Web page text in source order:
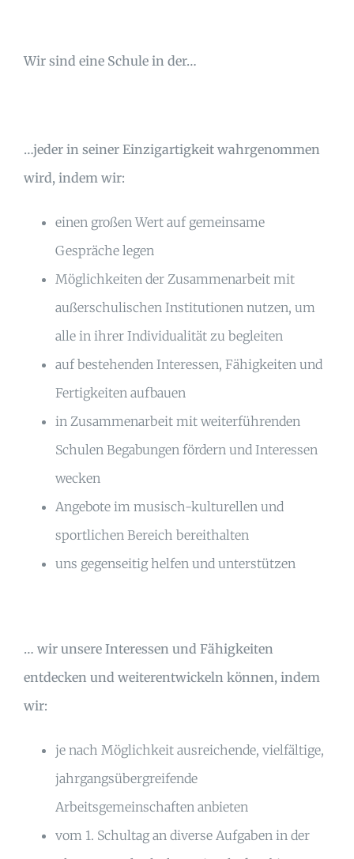
Wir sind eine Schule in der…
…jeder in seiner Einzigartigkeit wahrgenommen
wird, indem wir:
einen großen Wert auf gemeinsame
Gespräche legen
Möglichkeiten der Zusammenarbeit mit
außerschulischen Institutionen nutzen, um
alle in ihrer Individualität zu begleiten
auf bestehenden Interessen, Fähigkeiten und
Fertigkeiten aufbauen
in Zusammenarbeit mit weiterführenden
Schulen Begabungen fördern und Interessen
wecken
Angebote im musisch-kulturellen und
sportlichen Bereich bereithalten
uns gegenseitig helfen und unterstützen
… wir unsere Interessen und Fähigkeiten
entdecken und weiterentwickeln können, indem
wir:
je nach Möglichkeit ausreichende, vielfältige,
jahrgangsübergreifende
Arbeitsgemeinschaften anbieten
vom 1. Schultag an diverse Aufgaben in der